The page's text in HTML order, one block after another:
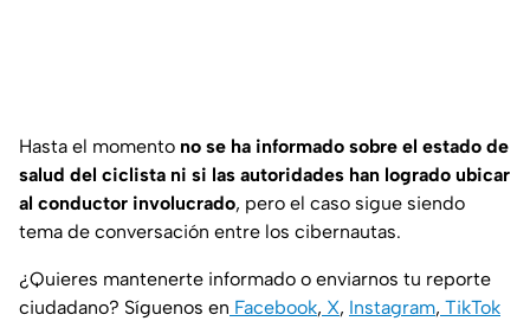
Hasta el momento no se ha informado sobre el estado de
salud del ciclista ni si las autoridades han logrado ubicar
al conductor involucrado, pero el caso sigue siendo
tema de conversación entre los cibernautas.
¿Quieres mantenerte informado o enviarnos tu reporte
ciudadano? Síguenos en Facebook, X, Instagram, TikTok